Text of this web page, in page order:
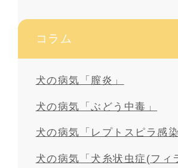
コラム
犬の病気「膣炎」
犬の病気「ぶどう中毒」
犬の病気「レプトスピラ感染
犬の病気「犬糸状虫症(フィ